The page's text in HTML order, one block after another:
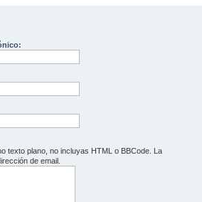
texto plano, no incluyas HTML o BBCode. La
de email.